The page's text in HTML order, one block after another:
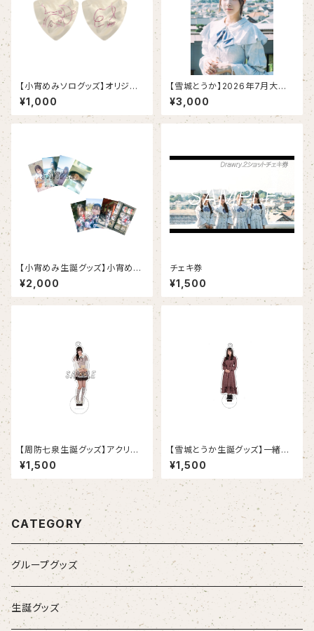
【小宵めみソログッズ】オリジナ
ルピックキーホルダー
¥1,000
【雪城とうか】2026年7月大阪
遠征プリントチェキセット(全メン
バー同時購入でブロマイドプレ
ゼント)
¥3,000
【小宵めみ生誕グッズ】小宵めみ
ブロマイド
¥2,000
チェキ券
¥1,500
【周防七泉生誕グッズ】アクリル
スタンドキーホルダー
¥1,500
【雪城とうか生誕グッズ】一緒に
おでかけできちゃうとうかちゃん
アクスタ
¥1,500
CATEGORY
グループグッズ
生誕グッズ